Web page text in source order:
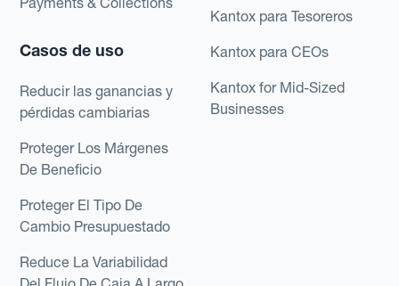
Casos de uso
Reducir las ganancias y
pérdidas cambiarias
Proteger Los Márgenes
De Beneficio
Proteger El Tipo De
Cambio Presupuestado
Reduce La Variabilidad
Kantox para Tesoreros
Kantox para CEOs
Kantox for Mid-Sized
Businesses